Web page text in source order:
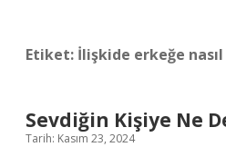
Etiket: İlişkide erkeğe
Sevdiğin Kişiye Ne
Tarih: Kasım 23, 2024